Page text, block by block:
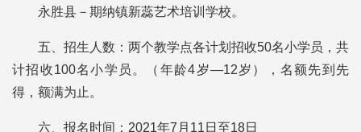
永胜县－期纳镇新蕊艺术培训学校。
五、招生人数：两个教学点各计划招收50名小学员，共
计招收100名小学员。（年龄4岁—12岁），名额先到先
得，额满为止。
六、报名时间：2021年7月11日至18日